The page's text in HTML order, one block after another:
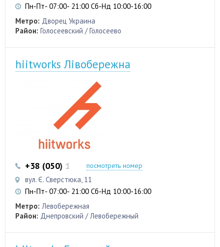
Пн-Пт- 07:00- 21:00 Сб-Нд 10:00-16:00
Метро: Дворец Украина
Район: Голосеевский / Голосеево
hiitworks Лівобережна
+38 (050) 103 22 22 +38 (050) 103 22 22
посмотреть номер
вул. Є. Сверстюка, 11
Пн-Пт- 07:00- 21:00 Сб-Нд 10:00-16:00
Метро: Левобережная
Район: Днепровский / Левобережный